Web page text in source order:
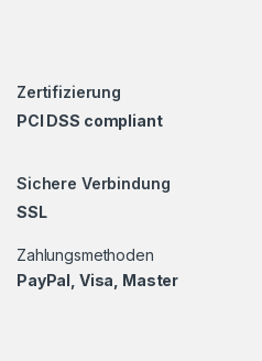
Zertifizierung
PCI DSS compliant
Sichere Verbindung
SSL
Zahlungsmethoden
PayPal, Visa, Master